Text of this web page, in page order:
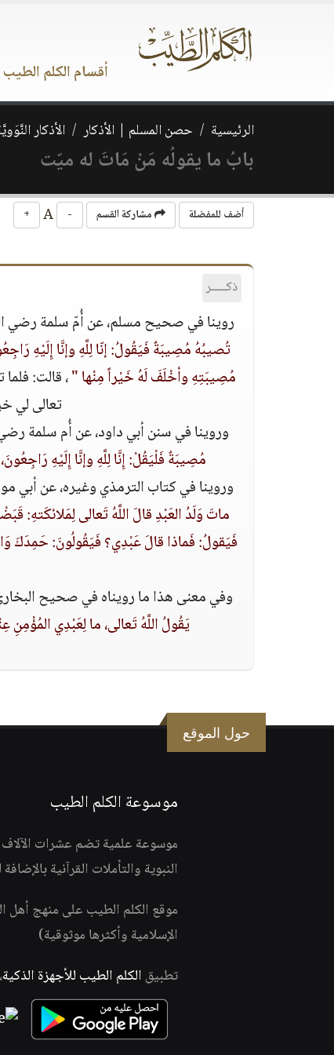
أقسام الكلم الطيب
الرئيسية حصن المسلم | الأذكار الأذكار
بابُ ما يقولُه مَنْ مَاتَ له ميّت
أضف للمفضلة مشاركة القسم -
+
ذكـــــر
روينا في صحيح مسلم، عن أُمّ سلمة رضي
تُصيبُهُ مُصِيبَةٌ فَيَقُولُ‏:‏ إنّا لِلَّهِ وإنَّا إِلَيْهِ
مُصِيبَتِهِ وأخْلَفَ لَهُ خَيْراً مِنْها‏ "‏، قالت‏:‏
تعالى لي
وروينا في سنن أبي داود، عن أُم سلمة
مُصِيبَةٌ فَلْيَقُلْ‏:‏ إِنَّا لِلَّهِ وإنَّا إِلَيْهِ
وروينا في كتاب الترمذي وغيره، عن أبي
ماتَ وَلَدُ العَبْدِ قالَ اللَّهُ تَعالى
فَيَقولُ‏:‏ فَماذا قالَ عَبْدِي‏؟‏ فَيَقُولُونَ‏:‏ حَمِدَكَ
وفي معنى هذا ما رويناه في صحيح
‏يَقُولُ اللَّهُ تَعالى، ما لِعَبْدِي
حول الموقع
موسوعة الكلم الطيب
موسوعة علمية تضم عشرات الآلاف
النبوية والتأملات القرآنية
موقع الكلم الطيب على منهج أهل
الإسلامية وأكثرها موثوقية)
تطبيق الكلم الطيب للأجهزة الذكية